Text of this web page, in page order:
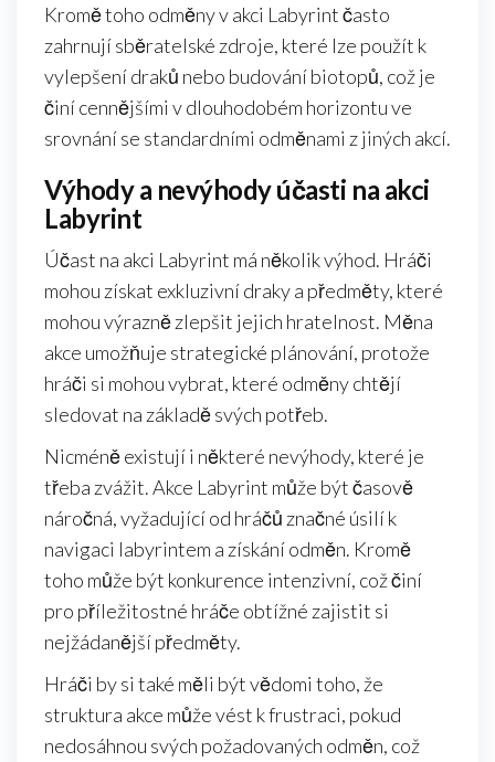
Kromě toho odměny v akci Labyrint často
zahrnují sběratelské zdroje, které lze použít k
vylepšení draků nebo budování biotopů, což je
činí cennějšími v dlouhodobém horizontu ve
srovnání se standardními odměnami z jiných akcí.
Výhody a nevýhody účasti na akci
Labyrint
Účast na akci Labyrint má několik výhod. Hráči
mohou získat exkluzivní draky a předměty, které
mohou výrazně zlepšit jejich hratelnost. Měna
akce umožňuje strategické plánování, protože
hráči si mohou vybrat, které odměny chtějí
sledovat na základě svých potřeb.
Nicméně existují i některé nevýhody, které je
třeba zvážit. Akce Labyrint může být časově
náročná, vyžadující od hráčů značné úsilí k
navigaci labyrintem a získání odměn. Kromě
toho může být konkurence intenzivní, což činí
pro příležitostné hráče obtížné zajistit si
nejžádanější předměty.
Hráči by si také měli být vědomi toho, že
struktura akce může vést k frustraci, pokud
nedosáhnou svých požadovaných odměn, což